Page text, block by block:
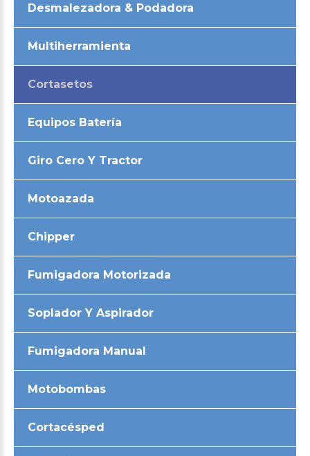
Desmalezadora & Podadora
Multiherramienta
Cortasetos
Equipos Batería
Giro Cero Y Tractor
Motoazada
Chipper
Fumigadora Motorizada
Soplador Y Aspirador
Fumigadora Manual
Motobombas
Cortacésped